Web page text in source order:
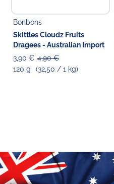
Bonbons
Skittles Cloudz Fruits
Dragees - Australian Import
3,90 € 4,90 €
120 g
(32,50 / 1 kg)